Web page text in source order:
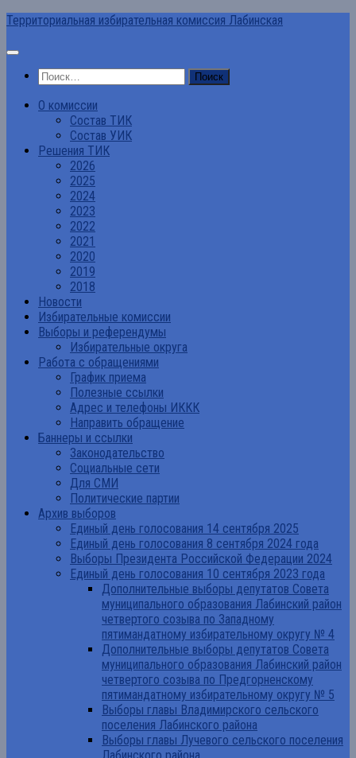
Перейти
содержимому
Территориальная избирательная комиссия Лабинская
Найти:
О комиссии
Состав ТИК
Состав УИК
Решения ТИК
2026
2025
2024
2023
2022
2021
2020
2019
2018
Новости
Избирательные комиссии
Выборы и референдумы
Избирательные округа
Работа с обращениями
График приема
Полезные ссылки
Адрес и телефоны ИККК
Направить обращение
Баннеры и ссылки
Законодательство
Социальные сети
Для СМИ
Политические партии
Архив выборов
Единый день голосования 14 сентября 2025
Единый день голосования 8 сентября 2024 года
Выборы Президента Российской Федерации 2024
Единый день голосования 10 сентября 2023 года
Дополнительные выборы депутатов Совета
муниципального образования Лабинский район
четвертого созыва по Западному
пятимандатному избирательному округу № 4
Дополнительные выборы депутатов Совета
муниципального образования Лабинский район
четвертого созыва по Предгорненскому
пятимандатному избирательному округу № 5
Выборы главы Владимирского сельского
поселения Лабинского района
Выборы главы Лучевого сельского поселения